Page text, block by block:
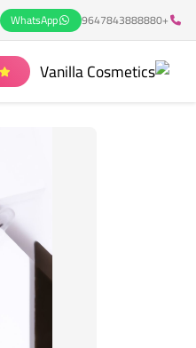
+9647843888880
WhatsApp